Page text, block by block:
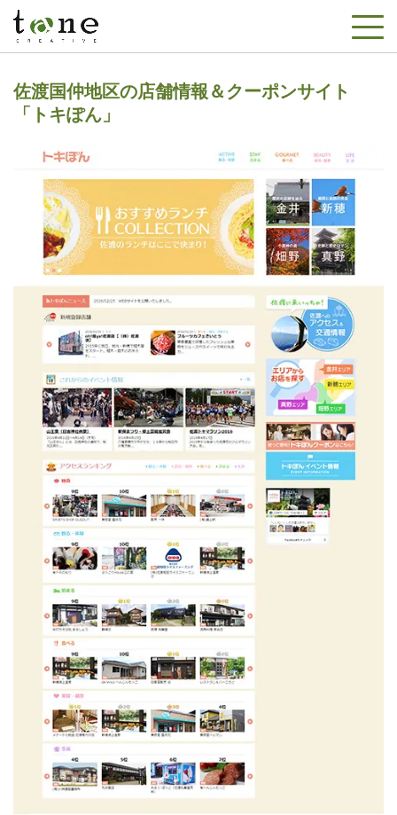
佐渡国仲地区の店舗情報＆クーポンサイト
「トキぽん」